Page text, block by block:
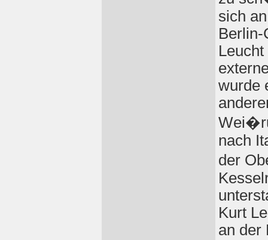
sich
Berlin-
wurde
nach
der
Kurt
an der